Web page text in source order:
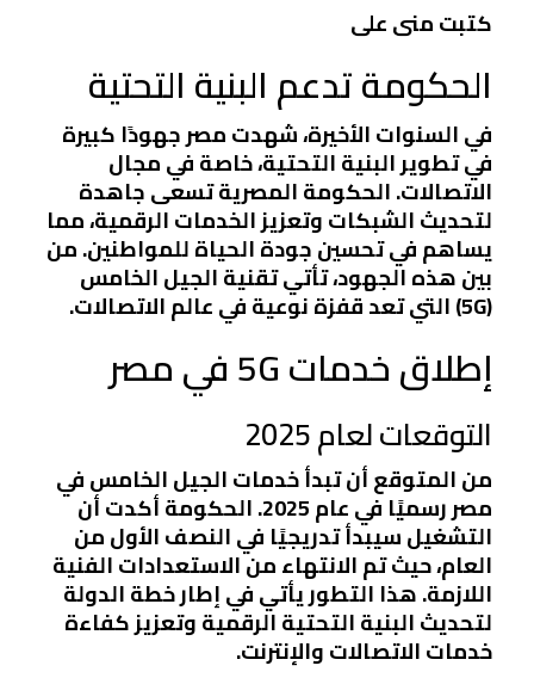
كتبت منى على
الحكومة تدعم البنية التحتية
في السنوات الأخيرة، شهدت مصر جهودًا كبيرة
في تطوير البنية التحتية، خاصة في مجال
الاتصالات. الحكومة المصرية تسعى جاهدة
لتحديث الشبكات وتعزيز الخدمات الرقمية، مما
يساهم في تحسين جودة الحياة للمواطنين. من
بين هذه الجهود، تأتي تقنية الجيل الخامس
(5G) التي تعد قفزة نوعية في عالم الاتصالات.
إطلاق خدمات 5G في مصر
التوقعات لعام 2025
من المتوقع أن تبدأ خدمات الجيل الخامس في
مصر رسميًا في عام 2025. الحكومة أكدت أن
التشغيل سيبدأ تدريجيًا في النصف الأول من
العام، حيث تم الانتهاء من الاستعدادات الفنية
اللازمة. هذا التطور يأتي في إطار خطة الدولة
لتحديث البنية التحتية الرقمية وتعزيز كفاءة
خدمات الاتصالات والإنترنت.